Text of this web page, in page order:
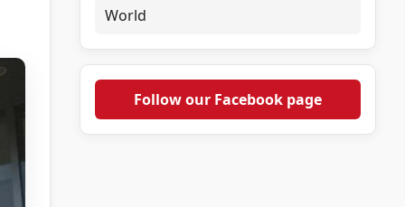
World
Follow our Facebook page